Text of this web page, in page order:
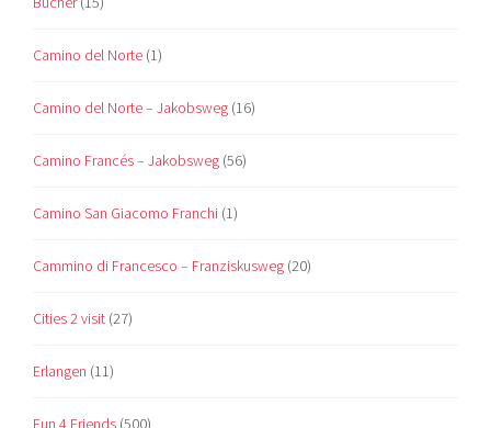
Camino del Norte (1)
Camino del Norte – Jakobsweg (16)
Camino Francés – Jakobsweg (56)
Camino San Giacomo Franchi (1)
Cammino di Francesco – Franziskusweg (20)
Cities 2 visit (27)
Erlangen (11)
Fun 4 Friends (500)